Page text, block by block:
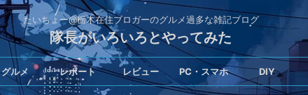
たいちょー@栃木在住ブロガーのグルメ過多な雑記ブログ
隊長がいろいろとやってみた
グルメ レポート レビュー PC・スマホ DIY